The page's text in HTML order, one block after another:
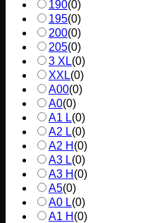
190(0)
195(0)
200(0)
205(0)
3 XL(0)
XXL(0)
A00(0)
A0(0)
A1 L(0)
A2 L(0)
A2 H (0)
A3 L(0)
A3 H (0)
A5(0)
A0 L(0)
A1 H (0)